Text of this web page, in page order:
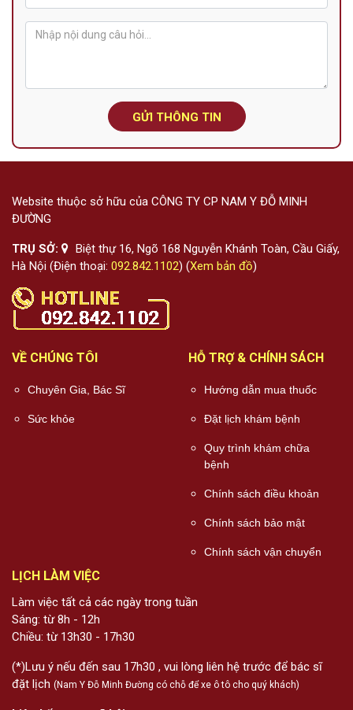
GỬI THÔNG TIN
Website thuộc sở hữu của CÔNG TY CP NAM Y ĐỖ MINH
ĐƯỜNG
TRỤ SỞ:
Biệt thự 16, Ngõ 168 Nguyễn Khánh Toàn, Cầu Giấy,
Hà Nội (Điện thoại: 092.842.1102) (Xem bản đồ)
VỀ CHÚNG TÔI
Chuyên Gia, Bác Sĩ
Sức khỏe
HỖ TRỢ & CHÍNH SÁCH
Hướng dẫn mua thuốc
Đặt lịch khám bệnh
Quy trình khám chữa
bệnh
Chính sách điều khoản
Chính sách bảo mật
Chính sách vận chuyển
LỊCH LÀM VIỆC
Làm việc tất cả các ngày trong tuần
Sáng: từ 8h - 12h
Chiều: từ 13h30 - 17h30
(*)Lưu ý nếu đến sau 17h30 , vui lòng liên hệ trước để bác sĩ
đặt lịch (Nam Y Đỗ Minh Đường có chỗ để xe ô tô cho quý khách)